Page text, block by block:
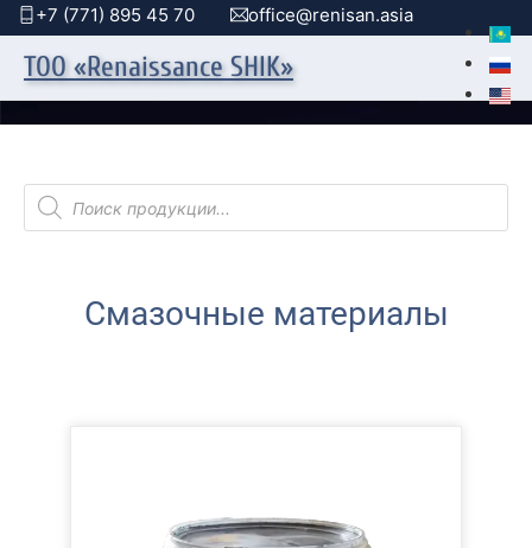
+7 (771) 895 45 70 office@renisan.asia
ТОО «Renaissance SHIK»
Поиск товаров
Смазочные материалы